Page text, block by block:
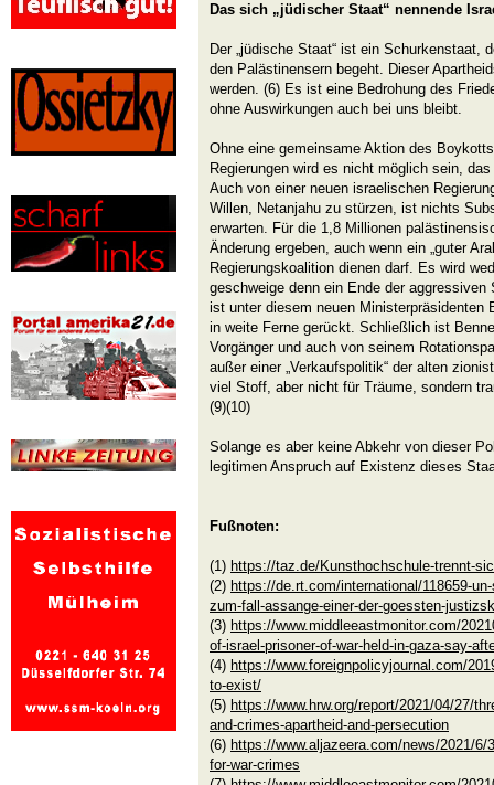
Das sich „jüdischer Staat“ nennende
Der „jüdische Staat“ ist ein Schurkenstaat,
den Palästinensern begeht. Dieser
werden. (6) Es ist eine Bedrohung des
ohne Auswirkungen auch bei uns bleibt.
Ohne eine gemeinsame Aktion des
Regierungen wird es nicht möglich sein,
Auch von einer neuen israelischen
Willen, Netanjahu zu stürzen, ist nichts
erwarten. Für die 1,8 Millionen
Änderung ergeben, auch wenn ein „guter
Regierungskoalition dienen darf. Es wird
geschweige denn ein Ende der
ist unter diesem neuen Ministerpräsidenten
in weite Ferne gerückt. Schließlich ist
Vorgänger und auch von seinem
außer einer „Verkaufspolitik“ der alten
viel Stoff, aber nicht für Träume, sondern
(9)(10)
Solange es aber keine Abkehr von dieser
legitimen Anspruch auf Existenz dieses
Fußnoten:
(1) https://taz.de/Kunsthochschule-trennt-
(2) https://de.rt.com/international/118659-
zum-fall-assange-einer-der-goessten-
(3) https://www.middleeastmonitor.com/
of-israel-prisoner-of-war-held-in-gaza-say-
(4) https://www.foreignpolicyjournal.com/
to-exist/
(5) https://www.hrw.org/report/2021/04/27/
and-crimes-apartheid-and-persecution
(6) https://www.aljazeera.com/news/2021/6/
for-war-crimes